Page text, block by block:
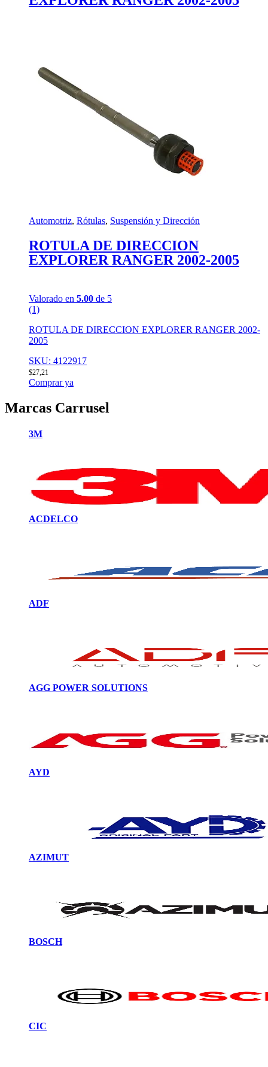
Automotriz, Rótulas, Suspensión y Dirección
ROTULA DE DIRECCION
EXPLORER RANGER 2002-2005
Valorado en 5.00 de 5
(1)
ROTULA DE DIRECCION EXPLORER RANGER 2002-
2005
SKU: 4122917
$27,21
Comprar ya
Marcas Carrusel
3M
ACDELCO
ADF
AGG POWER SOLUTIONS
AYD
AZIMUT
BOSCH
CIC